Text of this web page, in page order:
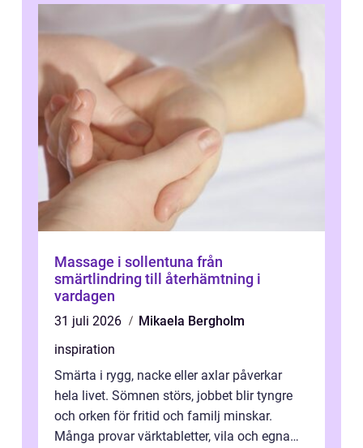
Massage i sollentuna från
smärtlindring till återhämtning i
vardagen
31 juli 2026
Mikaela Bergholm
inspiration
Smärta i rygg, nacke eller axlar påverkar
hela livet. Sömnen störs, jobbet blir tyngre
och orken för fritid och familj minskar.
Många provar värktabletter, vila och egna